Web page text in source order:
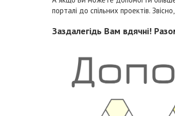
порталі до спільних проектів.
Заздалегідь Вам вдячні!